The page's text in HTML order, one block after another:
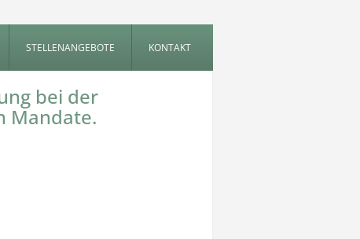
STELLENANGEBOTE KONTAKT
bei der
Mandate.